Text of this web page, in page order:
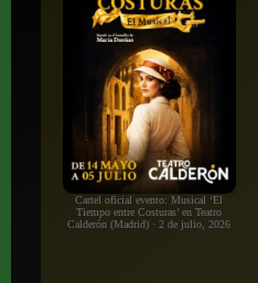
Cartel oficial evento: Musical ‘El
Tiempo entre Costuras’ en Teatro
Calderón (Madrid) · 2 de julio, 2026